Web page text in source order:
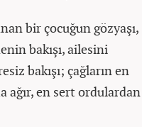
bir çocuğun gözyaşı,
bakışı, ailesini
bakışı; çağların en
ağır, en sert ordulardan